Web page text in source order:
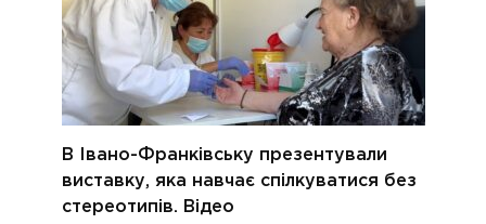
В Івано-Франківську презентували
виставку, яка навчає спілкуватися без
стереотипів. Відео